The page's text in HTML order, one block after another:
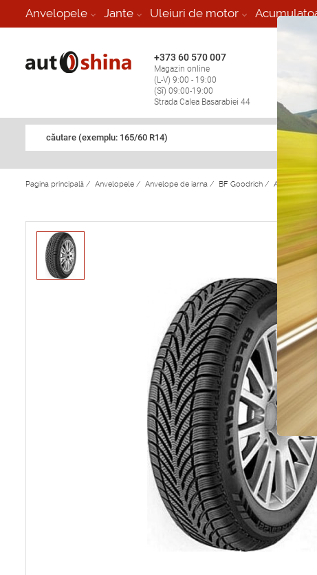
Anvelopele Jante Uleiuri de motor
+373 60 570 007
Magazin online
(L-V) 9:00 - 19:00
(Sî) 09:00-19:00
Strada Calea Basarabiei 44
căutare (exemplu: 165/60 R14)
Pagina principală / Anvelopele / Anvelope de iarna / BF Goodrich / Anvelope